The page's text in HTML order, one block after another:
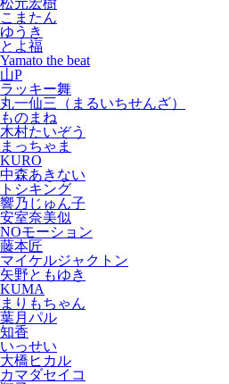
松元宏樹
こまたん
ゆうき
とよ福
Yamato the beat
山P
ラッキー舞
丸一仙三（まるいちせんざ）
ものまね
木村たいぞう
まっちゃま
KURO
中森あきない
トシキング
響乃じゅん子
安室奈美似
NOモーション
藤本匠
マイケルジャクトン
矢野ともゆき
KUMA
まりもちゃん
葉月パル
知香
いっせい
大橋ヒカル
カマダセイコ